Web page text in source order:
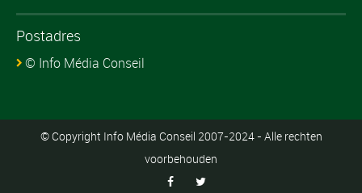
Postadres
© Info Média Conseil
© Copyright Info Média Conseil 2007-2024 - Alle rechten
voorbehouden
 